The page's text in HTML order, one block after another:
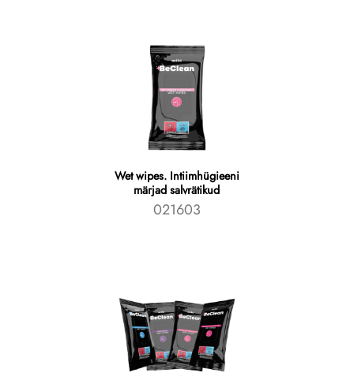
Wet wipes. Intiimhügieeni
märjad salvrätikud
021603